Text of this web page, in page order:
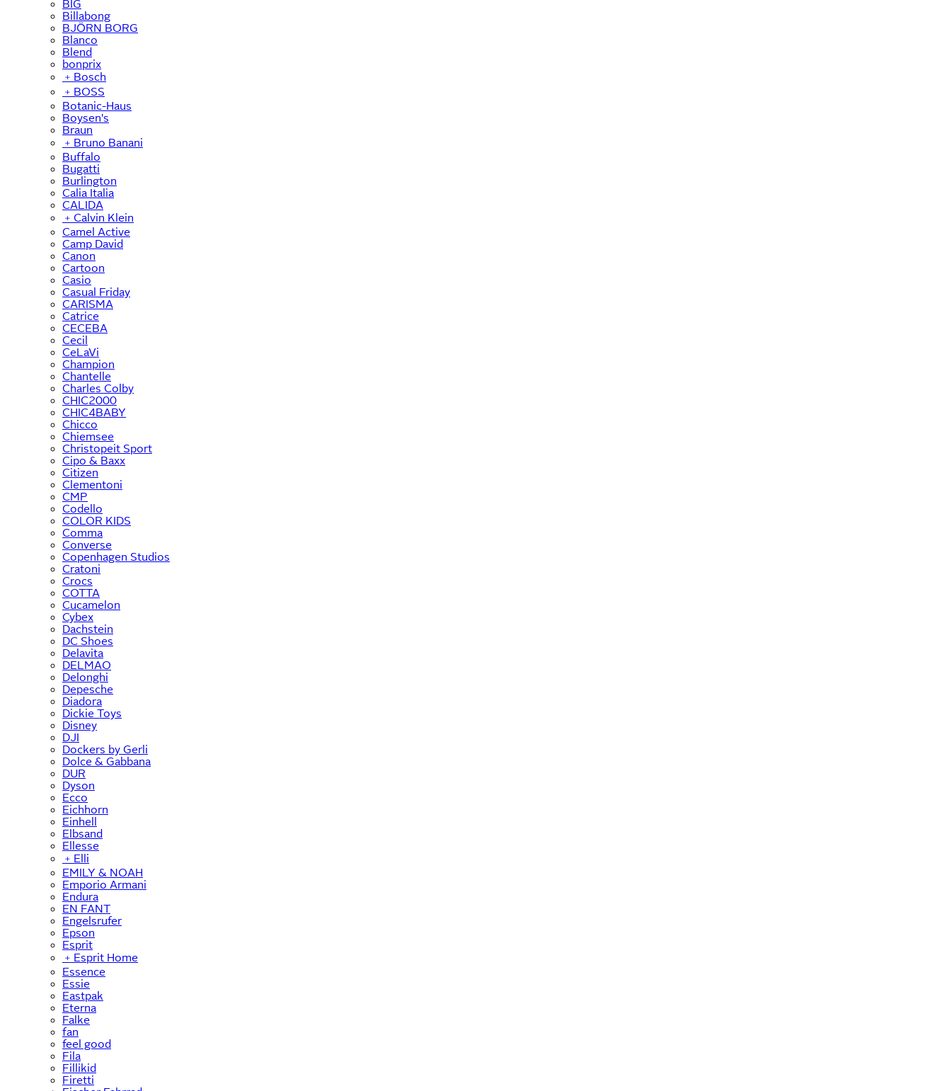
BIG
Billabong
BJÖRN BORG
Blanco
Blend
bonprix
﹢ Bosch
﹢ BOSS
Botanic-Haus
Boysen's
Braun
﹢ Bruno Banani
Buffalo
Bugatti
Burlington
Calia Italia
CALIDA
﹢ Calvin Klein
Camel Active
Camp David
Canon
Cartoon
Casio
Casual Friday
CARISMA
Catrice
CECEBA
Cecil
CeLaVi
Champion
Chantelle
Charles Colby
CHIC2000
CHIC4BABY
Chicco
Chiemsee
Christopeit Sport
Cipo & Baxx
Citizen
Clementoni
CMP
Codello
COLOR KIDS
Comma
Converse
Copenhagen Studios
Cratoni
Crocs
COTTA
Cucamelon
Cybex
Dachstein
DC Shoes
Delavita
DELMAO
Delonghi
Depesche
Diadora
Dickie Toys
Disney
DJI
Dockers by Gerli
Dolce & Gabbana
DUR
Dyson
Ecco
Eichhorn
Einhell
Elbsand
Ellesse
﹢ Elli
EMILY & NOAH
Emporio Armani
Endura
EN FANT
Engelsrufer
Epson
Esprit
﹢ Esprit Home
Essence
Essie
Eastpak
Eterna
Falke
fan
feel good
Fila
Fillikid
Firetti